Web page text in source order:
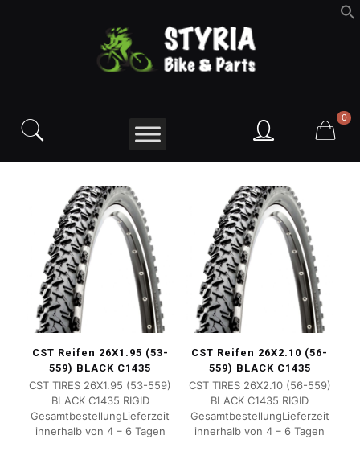
0
CST Reifen 26X1.95 (53-
559) BLACK C1435
CST TIRES 26X1.95 (53-559)
BLACK C1435 RIGID
GesamtbestellungLieferzeit
innerhalb von 4 – 6 Tagen
CST Reifen 26X2.10 (56-
559) BLACK C1435
CST TIRES 26X2.10 (56-559)
BLACK C1435 RIGID
GesamtbestellungLieferzeit
innerhalb von 4 – 6 Tagen